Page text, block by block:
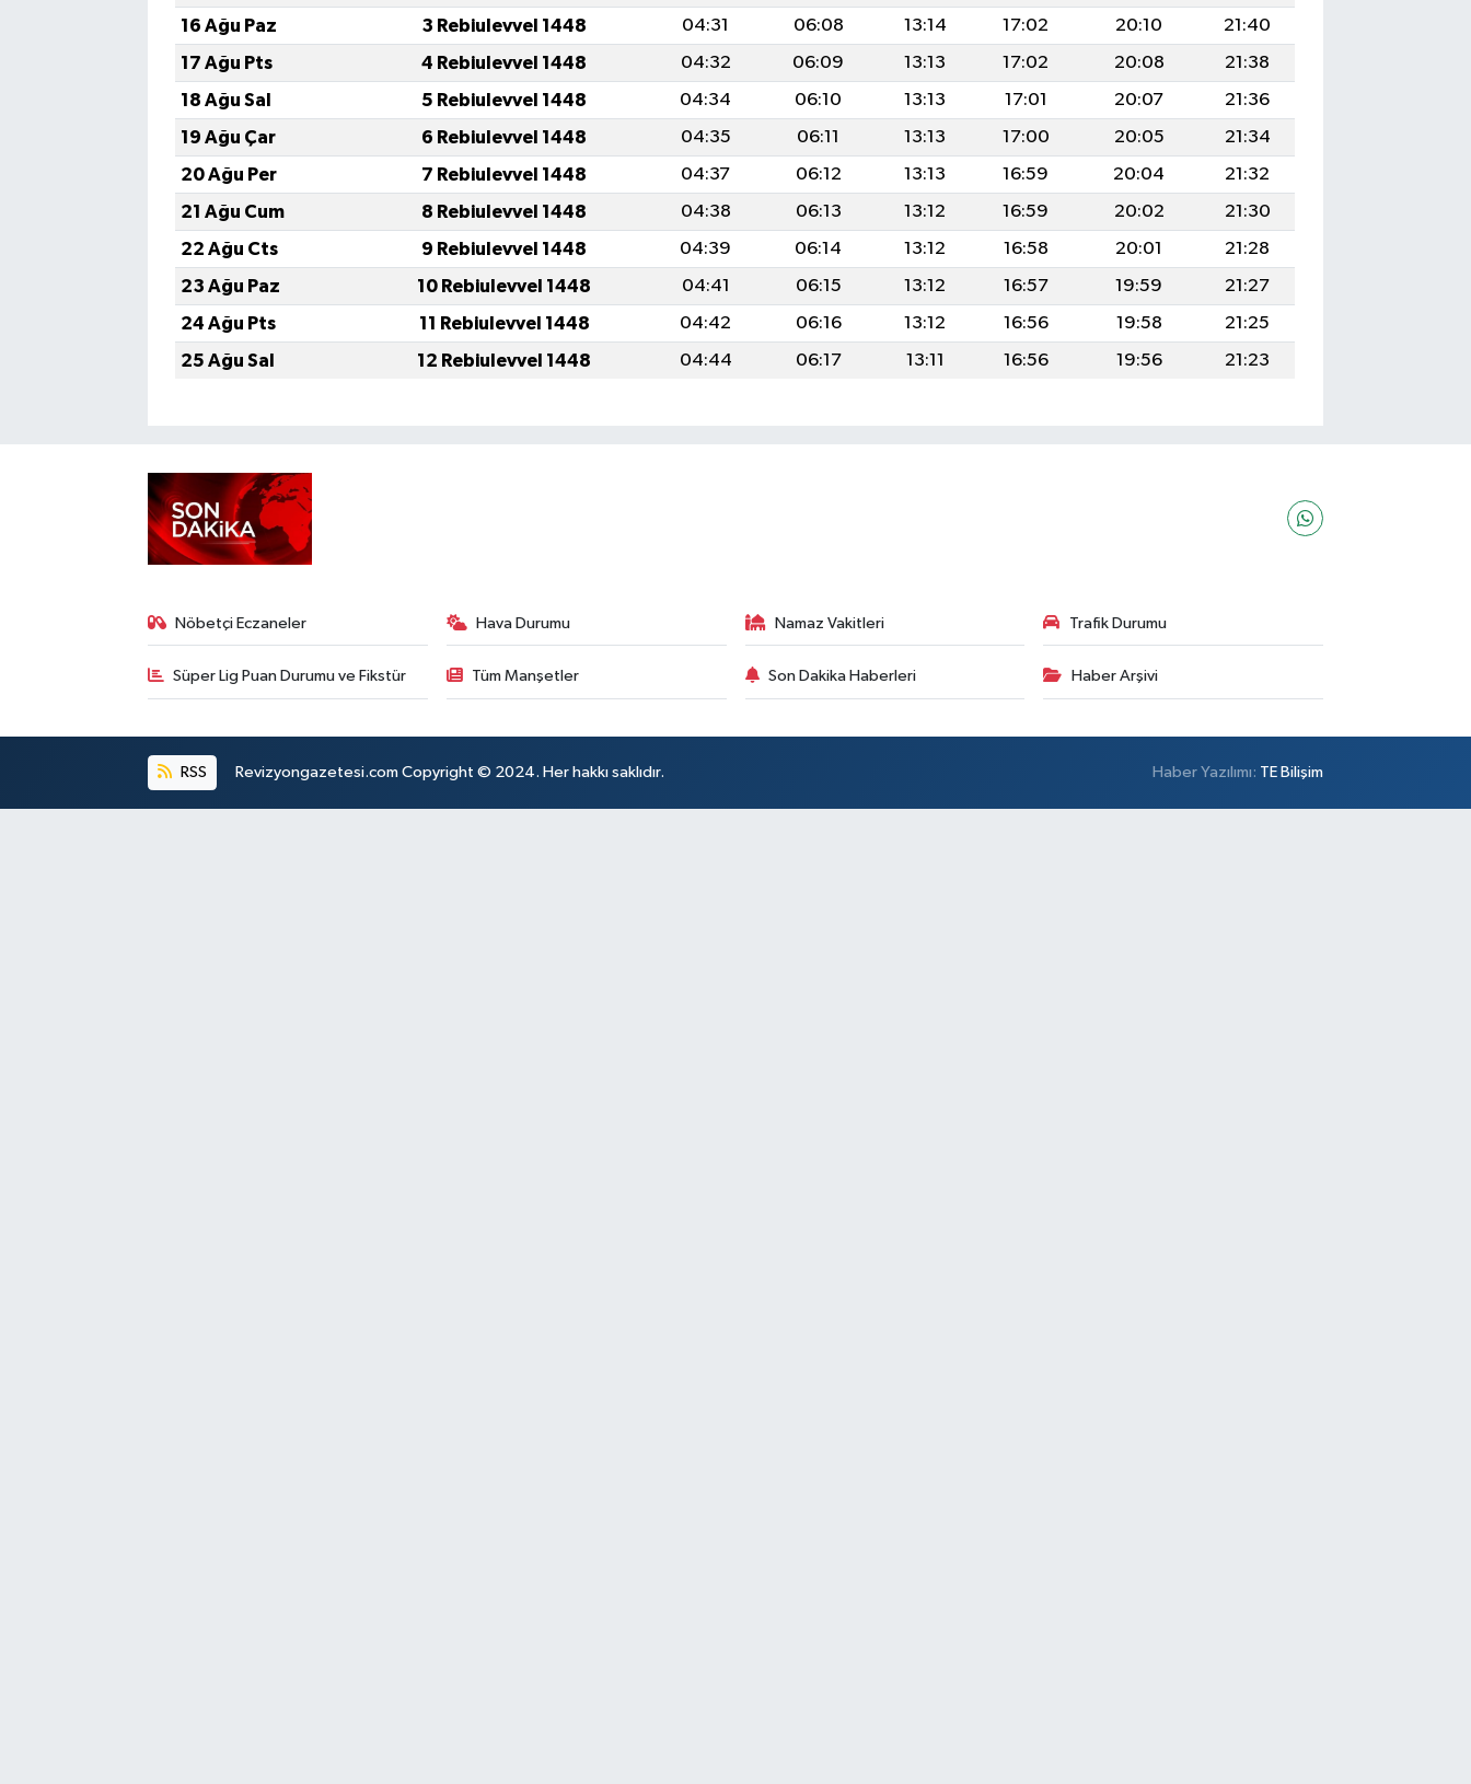
16 Ağu Paz
3 Rebiulevvel 1448 04:31 06:08 13:14 17:02 20:10
21:40
17 Ağu Pts
4 Rebiulevvel 1448 04:32 06:09 13:13 17:02 20:08
21:38
18 Ağu Sal
5 Rebiulevvel 1448 04:34 06:10 13:13 17:01 20:07
21:36
19 Ağu Çar
6 Rebiulevvel 1448 04:35 06:11 13:13 17:00 20:05
21:34
20 Ağu Per
7 Rebiulevvel 1448 04:37 06:12 13:13 16:59 20:04
21:32
21 Ağu Cum
8 Rebiulevvel 1448 04:38 06:13 13:12 16:59 20:02
21:30
22 Ağu Cts
9 Rebiulevvel 1448 04:39 06:14 13:12 16:58 20:01
21:28
23 Ağu Paz
10 Rebiulevvel 1448 04:41 06:15 13:12 16:57 19:59
21:27
24 Ağu Pts
11 Rebiulevvel 1448 04:42 06:16 13:12 16:56 19:58
21:25
25 Ağu Sal
12 Rebiulevvel 1448 04:44 06:17 13:11 16:56 19:56 21:23
Nöbetçi Eczaneler Hava Durumu Namaz Vakitleri Trafik Durumu
Süper Lig Puan Durumu ve Fikstür Tüm Manşetler Son Dakika Haberleri Haber Arşivi
RSS Revizyongazetesi.com Copyright © 2024. Her hakkı saklıdır. Haber Yazılımı: TE Bilişim